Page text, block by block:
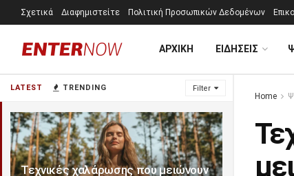
LATEST TRENDING Filter
Τεχνικές χαλάρωσης που μειώνουν
Σχετικά Διαφημιστείτε Πολιτική Προσωπικών Δεδομένων
ΑΡΧΙΚΗ ΕΙΔΗΣΕΙΣ
Home